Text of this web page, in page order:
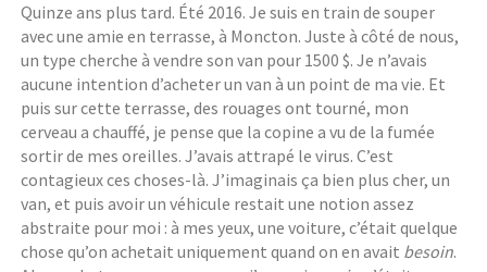
Quinze ans plus tard. Été 2016. Je suis en train de souper
avec une amie en terrasse, à Moncton. Juste à côté de nous,
un type cherche à vendre son van pour 1500 $. Je n’avais
aucune intention d’acheter un van à un point de ma vie. Et
puis sur cette terrasse, des rouages ont tourné, mon
cerveau a chauffé, je pense que la copine a vu de la fumée
sortir de mes oreilles. J’avais attrapé le virus. C’est
contagieux ces choses-là. J’imaginais ça bien plus cher, un
van, et puis avoir un véhicule restait une notion assez
abstraite pour moi : à mes yeux, une voiture, c’était quelque
chose qu’on achetait uniquement quand on en avait besoin.